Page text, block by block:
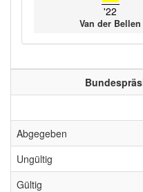
'22
Van der Bellen
Abgegeben
Ungültig
Gültig